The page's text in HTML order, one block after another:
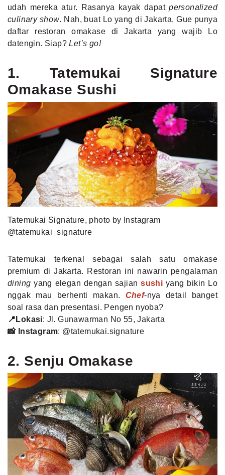
udah mereka atur. Rasanya kayak dapatpersonalized
culinary show. Nah, buat Lo yang di Jakarta, Gue punya
daftar restoran omakase di Jakarta yang wajib Lo
datengin. Siap?Let’s go!
1. Tatemukai Signature
Omakase Sushi
Tatemukai Signature, photo by Instagram
@tatemukai_signature
Tatemukai terkenal sebagai salah satu omakase
premium di Jakarta. Restoran ini nawarin pengalaman
dining yang elegan dengan sajiansushi yang bikin Lo
nggak mau berhenti makan. Chef-nya detail banget
soal rasa dan presentasi. Pengen nyoba?
📍Lokasi: Jl. Gunawarman No 55, Jakarta
📸 Instagram: @tatemukai.signature
2. Senju Omakase